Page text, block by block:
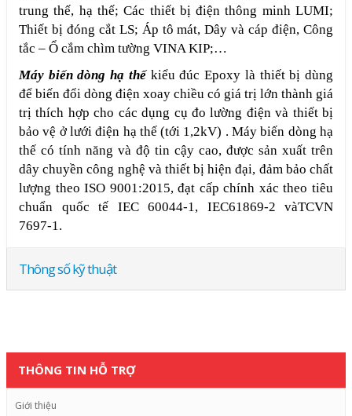
trung thế, hạ thế; Các thiết bị điện thông minh LUMI;
Thiết bị đóng cắt LS; Áp tô mát, Dây và cáp điện, Công
tắc – Ổ cắm chìm tường VINA KIP;…
Máy biến dòng hạ thếkiểu đúc Epoxy là thiết bị dùng
để biến đổi dòng điện xoay chiều có giá trị lớn thành giá
trị thích hợp cho các dụng cụ đo lường điện và thiết bị
bảo vệ ở lưới điện hạ thế (tới 1,2kV) . Máy biến dòng hạ
thế có tính năng và độ tin cậy cao, được sản xuất trên
dây chuyền công nghệ và thiết bị hiện đại, đảm bảo chất
lượng theo ISO 9001:2015, đạt cấp chính xác theo tiêu
chuẩn quốc tế IEC 60044-1, IEC61869-2 vàTCVN
7697-1.
Thông số kỹ thuật
THÔNG TIN HỖ TRỢ
Giới thiệu